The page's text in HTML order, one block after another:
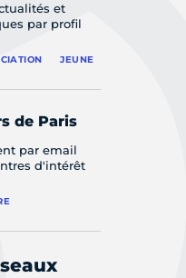
et
par profil
JEUNE
de Paris
par email
d'intérêt